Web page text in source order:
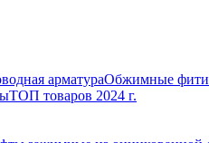
арматураОбжимные
ТОП товаров 2024 г.